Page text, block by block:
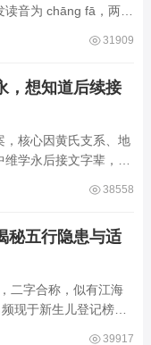
音为 chāng fā，两个
茂，发字核心指向发
31909
，想知道后续接
，核心因黄氏支系、地
学永后接文字辈，完
族谱里能明确查到，
38558
秘五行隐患与适
二字合称，似有江海
现于新生儿登记榜
39917